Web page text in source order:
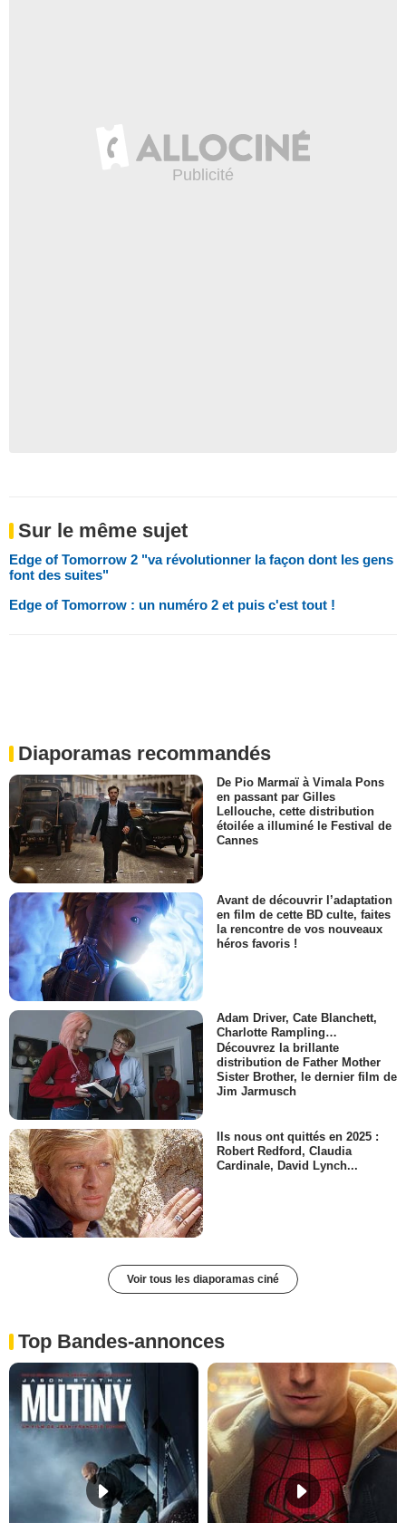
Sur le même sujet
Edge of Tomorrow 2 "va révolutionner la façon dont les gens
font des suites"
Edge of Tomorrow : un numéro 2 et puis c'est tout !
Diaporamas recommandés
De Pio Marmaï à Vimala Pons
en passant par Gilles
Lellouche, cette distribution
étoilée a illuminé le Festival de
Cannes
Avant de découvrir l’adaptation
en film de cette BD culte, faites
la rencontre de vos nouveaux
héros favoris !
Adam Driver, Cate Blanchett,
Charlotte Rampling…
Découvrez la brillante
distribution de Father Mother
Sister Brother, le dernier film de
Jim Jarmusch
Ils nous ont quittés en 2025 :
Robert Redford, Claudia
Cardinale, David Lynch...
Voir tous les diaporamas ciné
Top Bandes-annonces